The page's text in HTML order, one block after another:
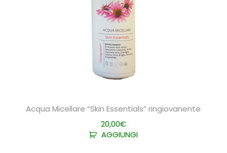
Acqua Micellare “Skin Essentials” ringiovanente
20,00€
AGGIUNGI